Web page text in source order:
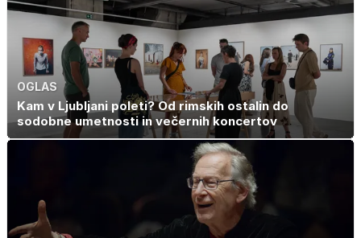
OGLAS
Kam v Ljubljani poleti? Od rimskih ostalin do
sodobne umetnosti in večernih koncertov